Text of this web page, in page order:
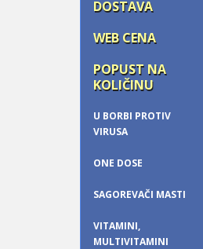
DOSTAVA
WEB CENA
POPUST NA
KOLIČINU
U BORBI PROTIV
VIRUSA
ONE DOSE
SAGOREVAČI MASTI
VITAMINI,
MULTIVITAMINI